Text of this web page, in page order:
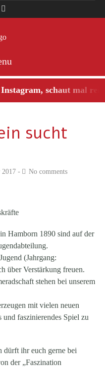
schaut mal rein
sucht
2017 No comments
Hamborn 1890 sind auf der
(Jahrgang:
über Verstärkung freuen.
stehen bei unserem
mit vielen neuen
und faszinierendes Spiel zu
dürft ihr euch gerne bei
der „Faszination